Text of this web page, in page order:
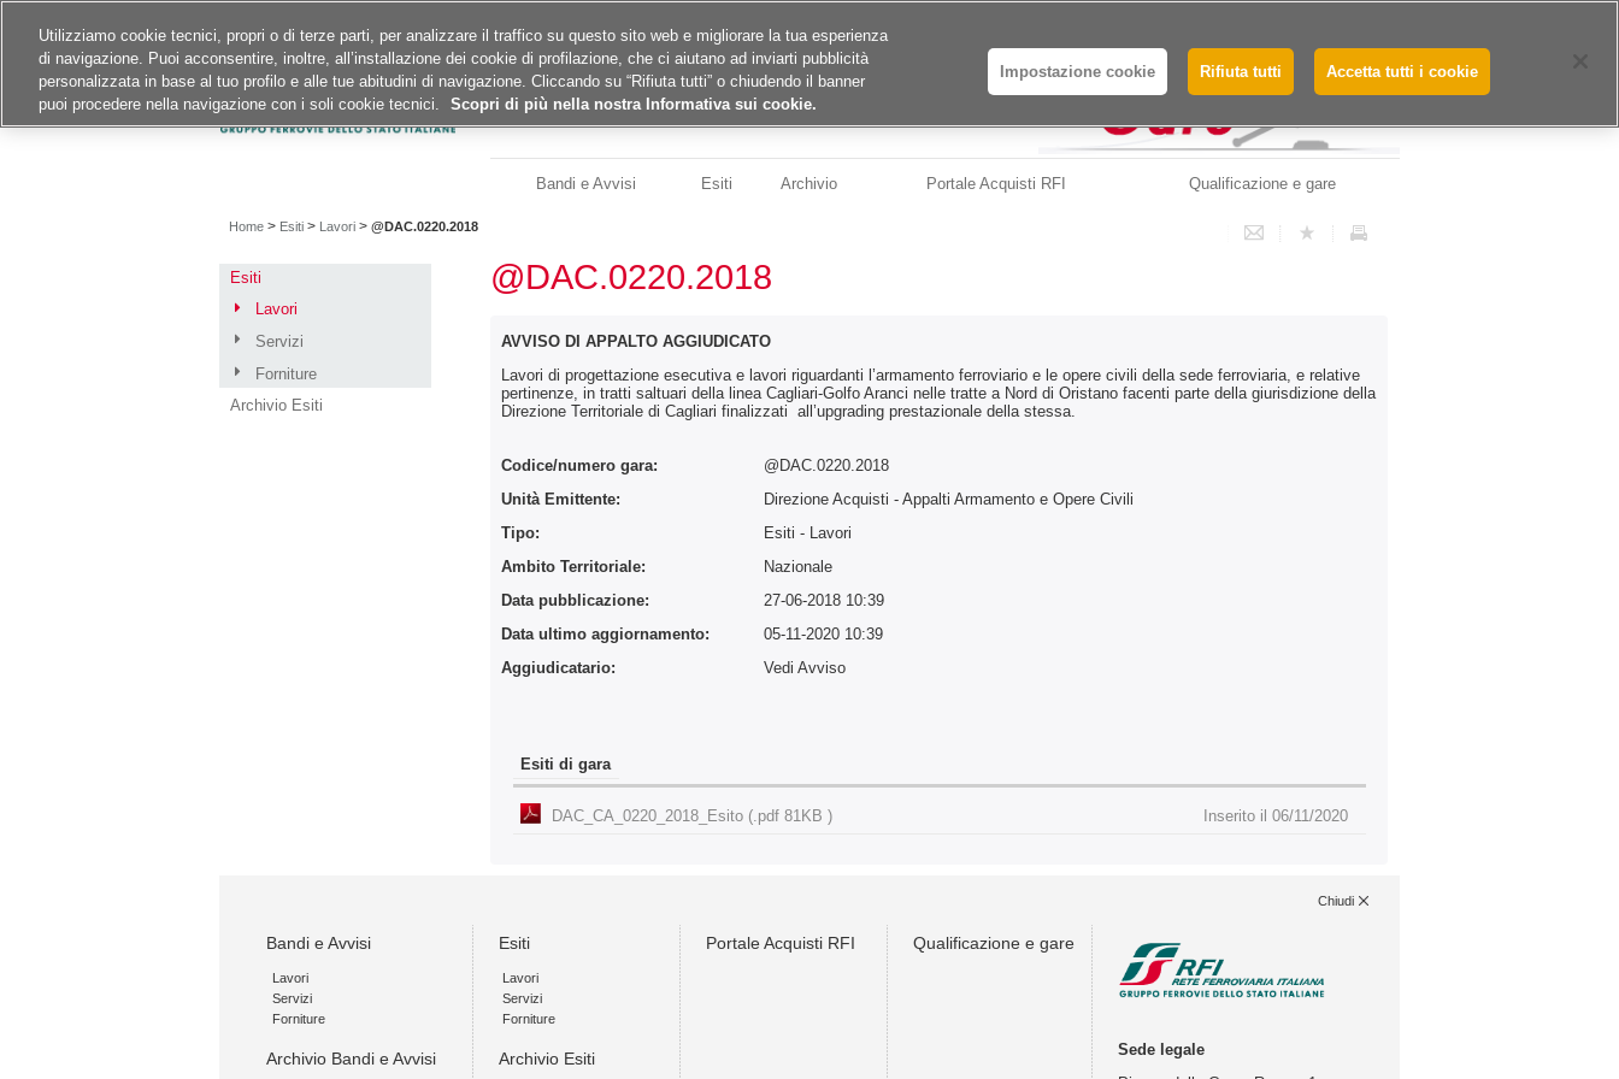
AA A
Bandi e Avvisi Esiti Archivio Portale Acquisti RFI Qualificazione e gare
Home > Esiti > Lavori > @DAC.0220.2018
Esiti
Lavori
Servizi
Forniture
Archivio Esiti
@DAC.0220.2018
AVVISO DI APPALTO AGGIUDICATO
Lavori di progettazione esecutiva e lavori riguardanti l’armamento ferroviario e le opere civili della sede ferroviaria, e relative
pertinenze, in tratti saltuari della linea Cagliari-Golfo Aranci nelle tratte a Nord di Oristano facenti parte della giurisdizione della
Direzione Territoriale di Cagliari finalizzati all’upgrading prestazionale della stessa.
Codice/numero gara:
@DAC.0220.2018
Unità Emittente:
Direzione Acquisti - Appalti Armamento e Opere Civili
Tipo:
Esiti - Lavori
Ambito Territoriale:
Nazionale
Data pubblicazione:
27-06-2018 10:39
Data ultimo aggiornamento:
05-11-2020 10:39
Aggiudicatario:
Vedi Avviso
Esiti di gara
DAC_CA_0220_2018_Esito (.pdf 81KB ) Inserito il 06/11/2020
Chiudi
Bandi e Avvisi
Lavori
Servizi
Forniture
Archivio Bandi e Avvisi
Esiti
Lavori
Servizi
Forniture
Archivio Esiti
Portale Acquisti RFI Qualificazione e gare
Sede legale
Utilizziamo cookie tecnici, propri o di terze parti, per analizzare il traffico su questo sito web e migliorare la tua esperienza
di navigazione. Puoi acconsentire, inoltre, all’installazione dei cookie di profilazione, che ci aiutano ad inviarti pubblicità
personalizzata in base al tuo profilo e alle tue abitudini di navigazione. Cliccando su “Rifiuta tutti” o chiudendo il banner
puoi procedere nella navigazione con i soli cookie tecnici.
Scopri di più nella nostra Informativa sui cookie.
Impostazione cookie Rifiuta tutti Accetta tutti i cookie